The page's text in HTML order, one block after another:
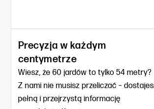
Precyzja w każdym
centymetrze
Wiesz, że 60 jardów to tylko 54 metry?
Z nami nie musisz przeliczać –
pełną i przejrzystą informację